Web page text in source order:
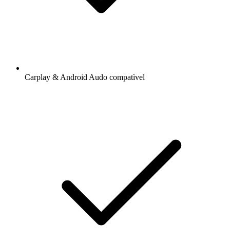
Carplay & Android Audo compatìvel